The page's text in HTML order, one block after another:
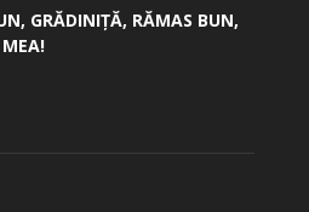
GRĂDINIŢĂ, ­RĂMAS BUN,